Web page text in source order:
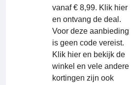
vanaf € 8,99. Klik hier
en ontvang de deal.
Voor deze aanbieding
is geen code vereist.
Klik hier en bekijk de
winkel en vele andere
kortingen zijn ook